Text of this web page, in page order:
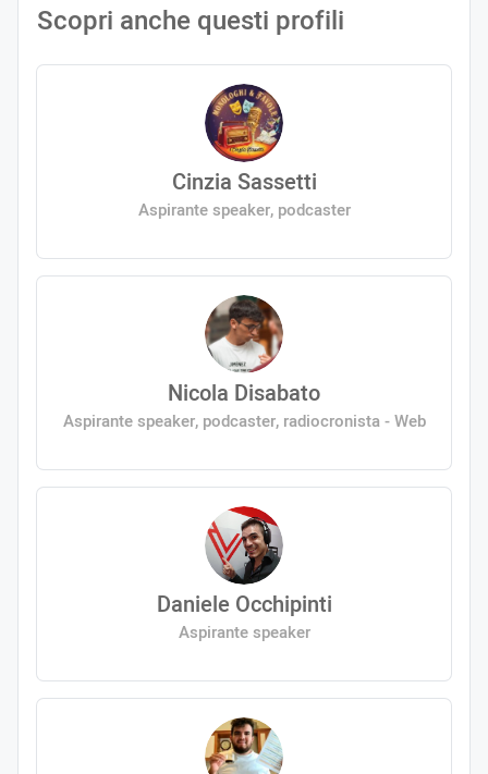
Scopri anche questi profili
Cinzia Sassetti
Aspirante speaker, podcaster
Nicola Disabato
Aspirante speaker, podcaster, radiocronista - Web
Daniele Occhipinti
Aspirante speaker